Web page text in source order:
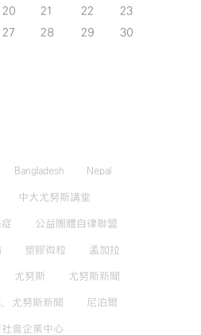
20 21 22
23
27 28 29
30
Bangladesh Nepal
中大尤努斯講堂
公益團體自律聯盟
塑膠微粒 孟加拉
尤努斯 尤努斯新聞
尤努斯新聞 尼泊爾
會企業中心